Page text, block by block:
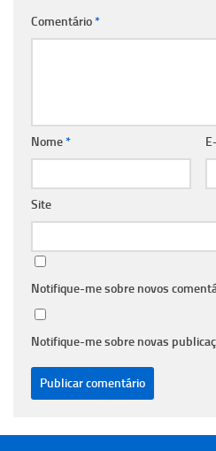
Comentário*
Nome*
Site
Notifique-me sobre novos
Notifique-me sobre novas